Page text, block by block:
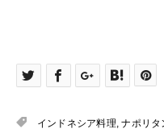
インドネシア料理,ナポリタ